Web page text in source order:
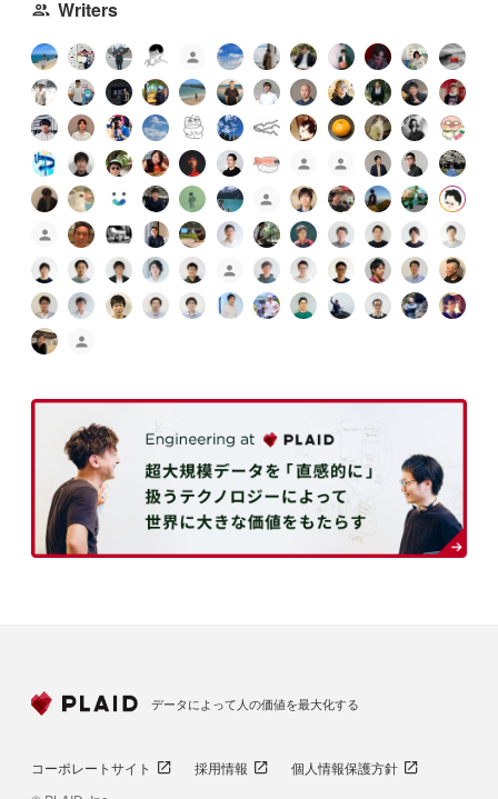
Writers
データによって人の価値を最大化する
コーポレートサイト 採用情報
個人情報保護方針